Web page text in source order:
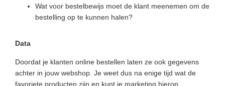
Wat voor bestelbewijs moet de klant meenemen om de
bestelling op te kunnen halen?
Data
Doordat je klanten online bestellen laten ze ook gegevens
achter in jouw webshop. Je weet dus na enige tijd wat de
favoriete producten zijn en kunt je marketing hierop